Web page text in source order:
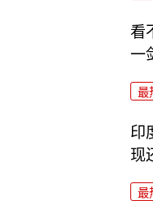
看
一
最
印
现
最